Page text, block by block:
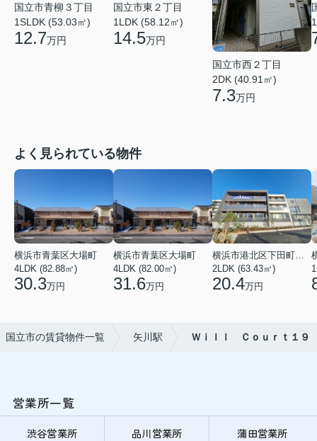
国立市青柳３丁目
1SLDK (53.03㎡)
12.7万円
国立市東２丁目
1LDK (58.12㎡)
14.5万円
国立市西２丁目
2DK (40.91㎡)
7.3万円
よく見られている物件
横浜市青葉区大場町
4LDK (82.88㎡)
30.3万円
横浜市青葉区大場町
4LDK (82.00㎡)
31.6万円
横浜市港北区下田町２丁目
2LDK (63.43㎡)
20.4万円
国立市の賃貸物件一覧 矢川駅 Ｗｉｌｌ Ｃｏｕｒｔ１９
営業所一覧
渋谷営業所 品川営業所 蒲田営業所